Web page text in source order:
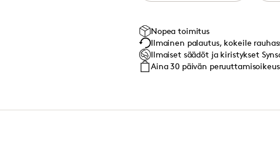
Nopea toimitus
Ilmainen palautus, kokeile
Ilmaiset säädöt ja kiristykset
Aina 30 päivän peruuttamisoikeus